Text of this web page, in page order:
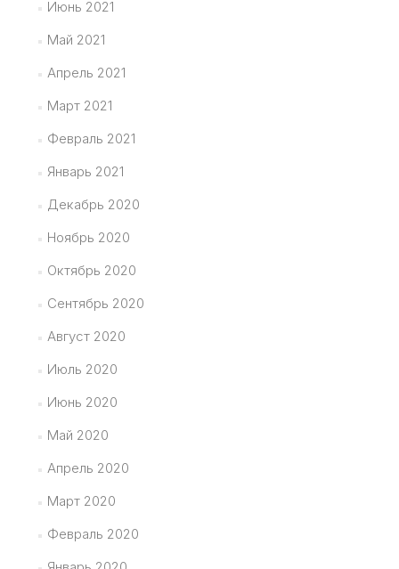
Июнь 2021
Май 2021
Апрель 2021
Март 2021
Февраль 2021
Январь 2021
Декабрь 2020
Ноябрь 2020
Октябрь 2020
Сентябрь 2020
Август 2020
Июль 2020
Июнь 2020
Май 2020
Апрель 2020
Март 2020
Февраль 2020